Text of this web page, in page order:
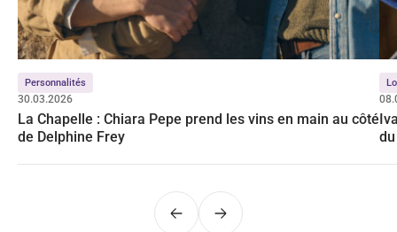
Personnalités
30.03.2026
La Chapelle : Chiara Pepe prend les vins en main au côté
de Delphine Frey
PrécédentSuivant